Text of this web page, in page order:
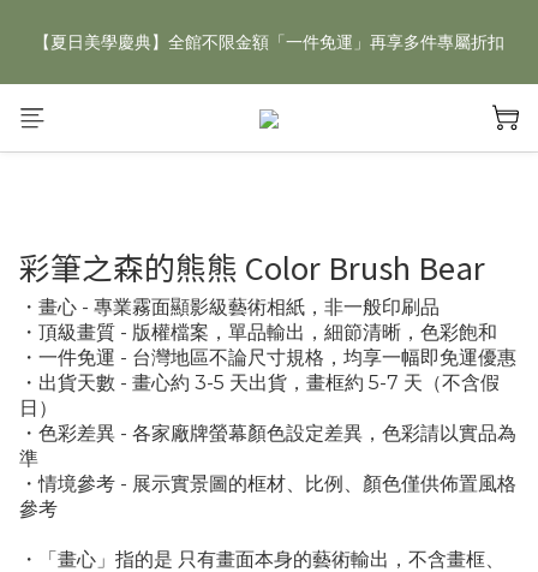
【夏日美學慶典】全館不限金額「一件免運」再享多件專屬折扣
新手好禮 🎁 加 LINE 好友，現領 新朋友專屬見面禮 優惠券！👉
彩筆之森的熊熊 Color Brush Bear
・畫心 - 專業霧面顯影級藝術相紙，非一般印刷品
・頂級畫質 - 版權檔案，單品輸出，細節清晰，色彩飽和
・一件免運 - 台灣地區不論尺寸規格，均享一幅即免運優惠
・出貨天數 - 畫心約 3-5 天出貨，畫框約 5-7 天（不含假
日）
・色彩差異 - 各家廠牌螢幕顏色設定差異，色彩請以實品為
準
・情境參考 - 展示實景圖的框材、比例、顏色僅供佈置風格
參考
・「畫心」指的是 只有畫面本身的藝術輸出，不含畫框、